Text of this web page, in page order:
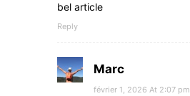
bel article
Reply
Marc
février 1, 2026 At 2:07 pm